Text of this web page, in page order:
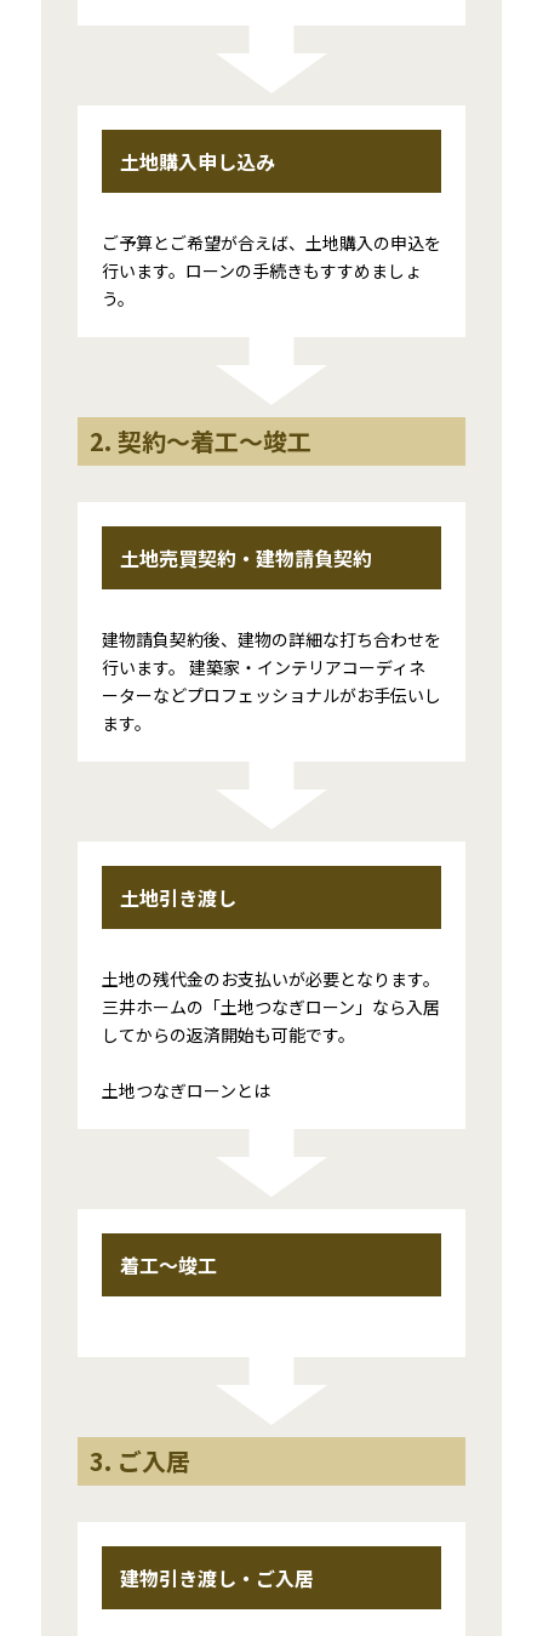
土地購入申し込み
ご予算とご希望が合えば、土地購入の申込を
行います。ローンの手続きもすすめましょ
う。
2. 契約〜着工〜竣工
土地売買契約・建物請負契約
建物請負契約後、建物の詳細な打ち合わせを
行います。 建築家・インテリアコーディネ
ーターなどプロフェッショナルがお手伝いし
ます。
土地引き渡し
土地の残代金のお支払いが必要となります。
三井ホームの「土地つなぎローン」なら入居
してからの返済開始も可能です。
土地つなぎローンとは
着工〜竣工
3. ご入居
建物引き渡し・ご入居